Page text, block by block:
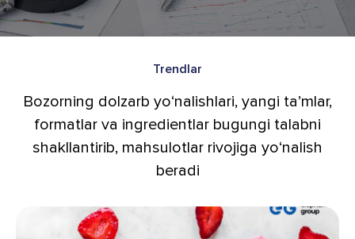
Trendlar
Bozorning dolzarb yo‘nalishlari, yangi ta’mlar,
formatlar va ingredientlar bugungi talabni
shakllantirib, mahsulotlar rivojiga yo‘nalish
beradi